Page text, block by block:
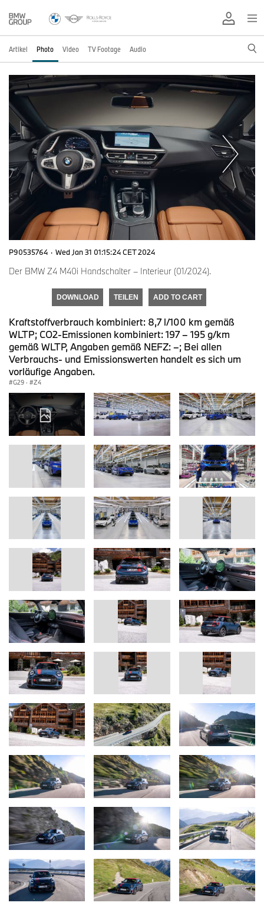
Artikel Photo Video TV Footage Audio
P90535764 · Wed Jan 31 01:15:24 CET 2024
Der BMW Z4 M40i Handschalter – Interieur (01/2024).
DOWNLOAD TEILEN ADD TO CART
Kraftstoffverbrauch kombiniert: 8,7 l/100 km gemäß
WLTP; CO2-Emissionen kombiniert: 197 – 195 g/km
gemäß WLTP, Angaben gemäß NEFZ: –; Bei allen
Verbrauchs- und Emissionswerten handelt es sich um
vorläufige Angaben.
G29 · Z4